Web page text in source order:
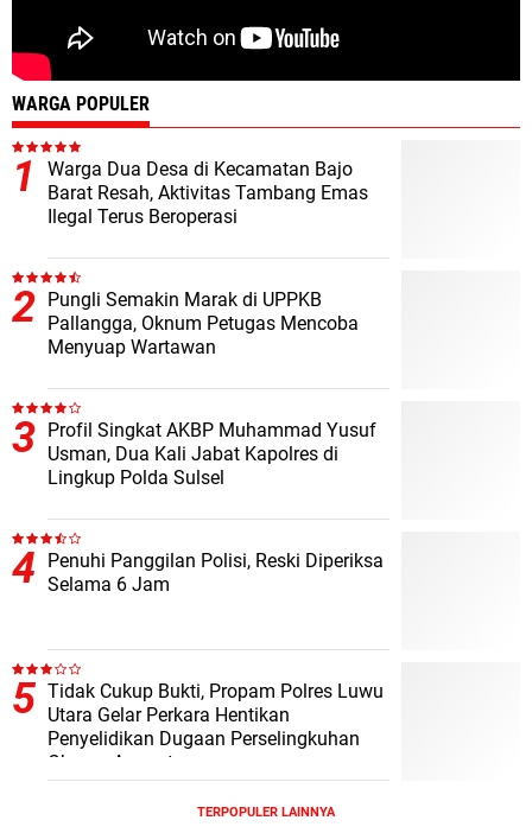
WARGA POPULER
Warga Dua Desa di Kecamatan Bajo
Barat Resah, Aktivitas Tambang Emas
Ilegal Terus Beroperasi
Pungli Semakin Marak di UPPKB
Pallangga, Oknum Petugas Mencoba
Menyuap Wartawan
Profil Singkat AKBP Muhammad Yusuf
Usman, Dua Kali Jabat Kapolres di
Lingkup Polda Sulsel
Penuhi Panggilan Polisi, Reski Diperiksa
Selama 6 Jam
Tidak Cukup Bukti, Propam Polres Luwu
Utara Gelar Perkara Hentikan
Penyelidikan Dugaan Perselingkuhan
Oknum Anggota
TERPOPULER LAINNYA